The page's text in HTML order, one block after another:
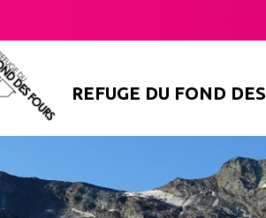
REFUGE DU FOND